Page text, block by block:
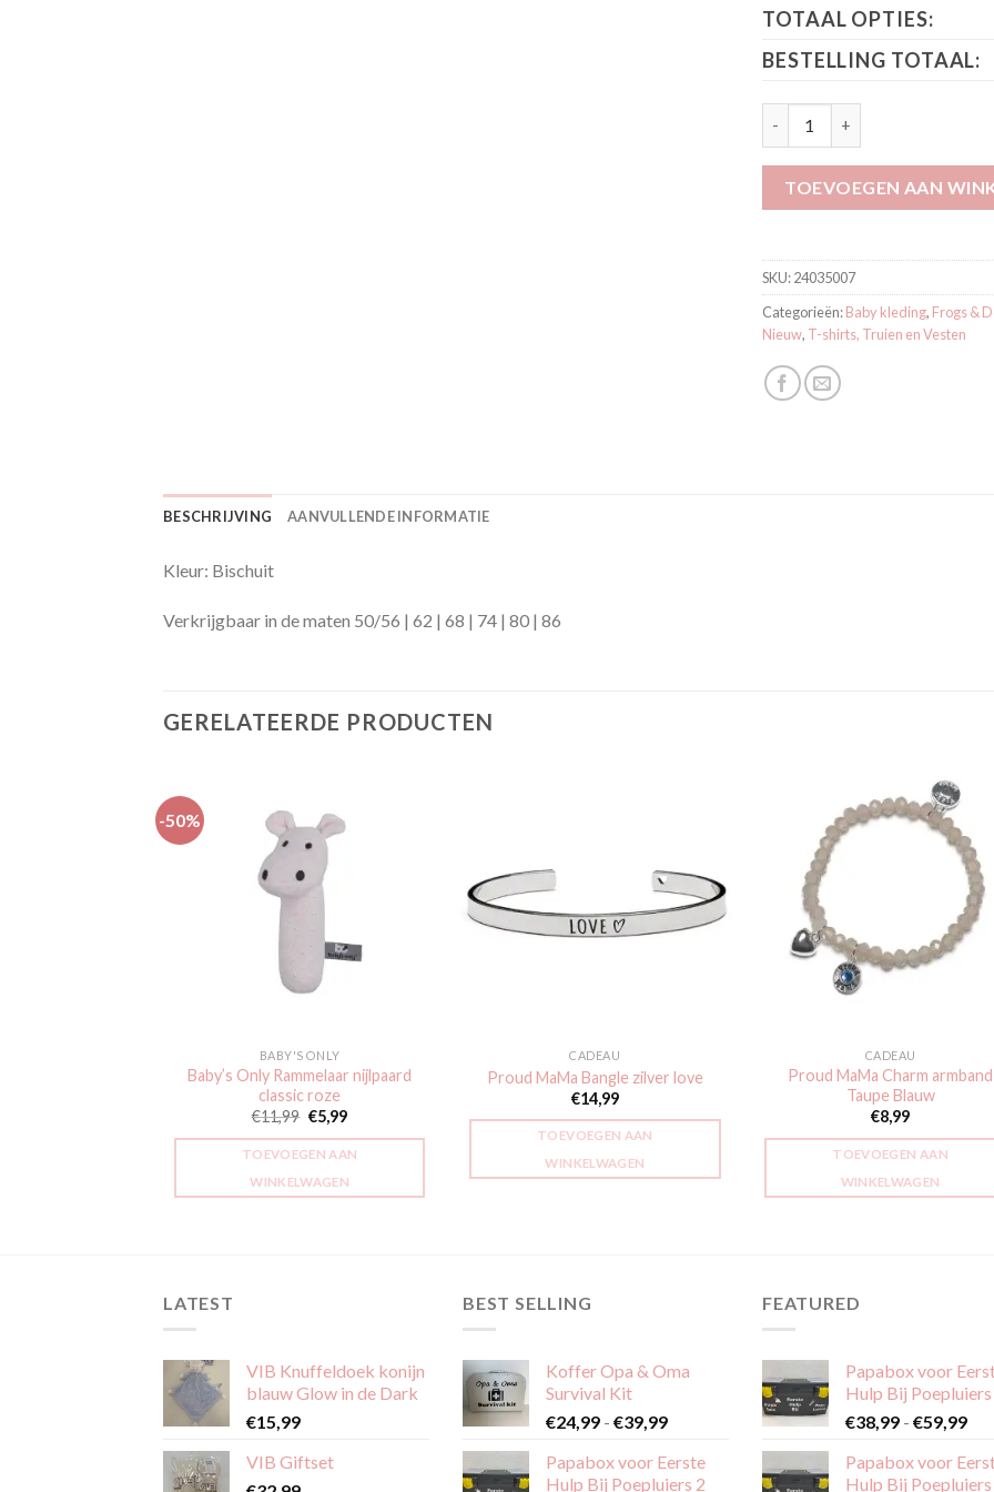
TOTAAL OPTIES:
BESTELLING TOTAAL:
TOEVOEGEN AAN
SKU:24035007
Categorieën:Baby kleding, Frogs &
Nieuw, T-shirts, Truien en Vesten
BESCHRIJVING AANVULLENDE INFORMATIE
Kleur: Bischuit
Verkrijgbaar in de maten 50/56 | 62 | 68 | 74 | 80 | 86
GERELATEERDE PRODUCTEN
-50%
BABY'S ONLY
Baby’s Only Rammelaar nijlpaard
classic roze
€11,99 Oorspronkelijke
prijs
was:
€11,99.
€5,99Huidige
is:
€5,99.
TOEVOEGEN AAN
WINKELWAGEN
aan
verlanglijst
CADEAU
Proud MaMa Bangle zilver love
€14,99
TOEVOEGEN AAN
WINKELWAGEN
aan
CADEAU
Proud MaMa Charm armband
Taupe Blauw
€8,99
TOEVOEGEN AAN
WINKELWAGEN
LATEST
VIB Knuffeldoek konijn
blauw Glow in de Dark
€15,99
VIB Giftset
BEST SELLING
Koffer Opa & Oma
Survival Kit
€24,99 - €39,99Prijsklasse:
tot
Papabox voor Eerste
Hulp Bij Poepluiers 2
FEATURED
Papabox voor
Hulp Bij Poepluiers
€38,99 - €59,99
tot
Papabox voor
Hulp Bij Poepluiers